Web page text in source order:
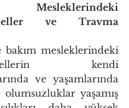
Mesleklerindeki
ve Travma
bakım mesleklerindeki
kendi
ve yaşamlarında
yaşamış